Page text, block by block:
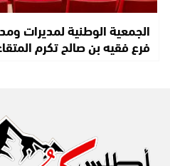
الجمعية الوطنية لمديرات
فرع فقيه بن صالح تكرم